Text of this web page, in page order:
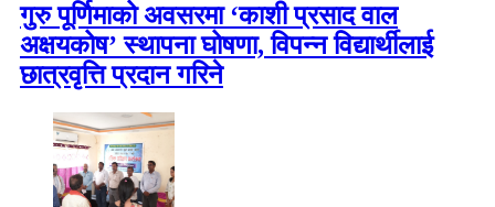
गुरु पूर्णिमाको अवसरमा ‘काशी प्रसाद वाल
अक्षयकोष’ स्थापना घोषणा, विपन्न विद्यार्थीलाई
छात्रवृत्ति प्रदान गरिने